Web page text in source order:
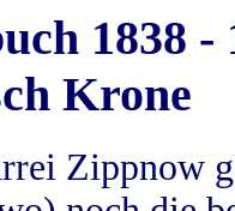
1838
Krone
Zippnow